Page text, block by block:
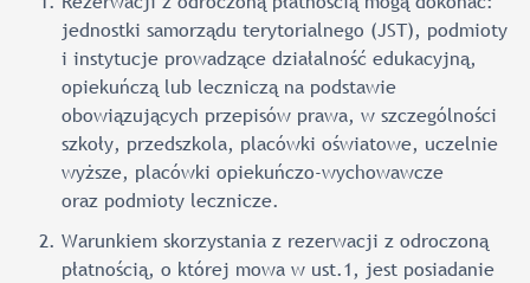
jednostki samorządu terytorialnego (JST), podmioty
i instytucje prowadzące działalność edukacyjną,
opiekuńczą lub leczniczą na podstawie
obowiązujących przepisów prawa, w szczególności
szkoły, przedszkola, placówki oświatowe, uczelnie
wyższe, placówki opiekuńczo-wychowawcze
oraz podmioty lecznicze.
Warunkiem skorzystania z rezerwacji z odroczoną
płatnością, o której mowa w ust.1, jest posiadanie